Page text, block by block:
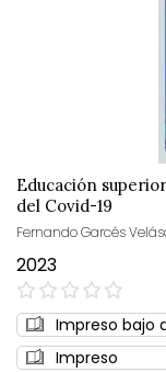
Educación
del Covid-19
Fernando Garcés
2023
0%
Impreso bajo
Impreso